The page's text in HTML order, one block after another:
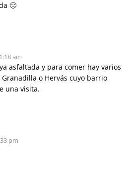
🙂
am
asfaltada y para comer hay varios
o Hervás cuyo barrio
una visita.
pm